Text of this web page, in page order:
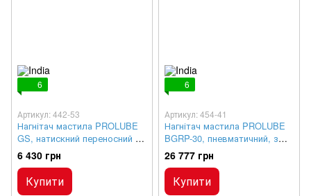
6
Артикул: 442-53
Нагнітач мастила PROLUBE
GS, натискний переносний 5
кг
6 430 грн
Купити
6
Артикул: 454-41
Нагнітач мастила PROLUBE
BGRP-30, пневматичний, з
колесами 30 кг
26 777 грн
Купити